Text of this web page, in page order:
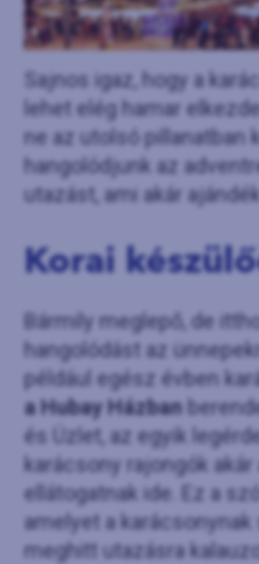
Sajnos igaz, hogy a
lehet elég hamar
ne az utolsó pillanatban
hangolódjunk az
utazást, ami akár
Korai
Bármily meglepő, de
hangolódást az
például egész évben
a Hubay Házban
és Üzlet, az egyik
karácsony rajongók
ellátogatnak ide. Ez a
amelyet a
meghitt utazásra